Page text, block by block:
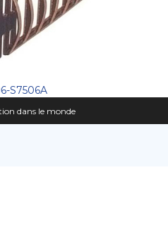
S7506A
dans le monde